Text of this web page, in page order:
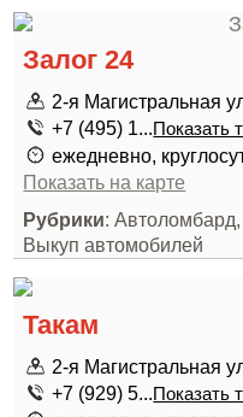
Залог 24
2-я Магистральная
+7 (495) 1...Показать
ежедневно,
Показать на карте
Рубрики:
Выкуп автомобилей
Такам
2-я Магистральная
+7 (929) 5...Показать